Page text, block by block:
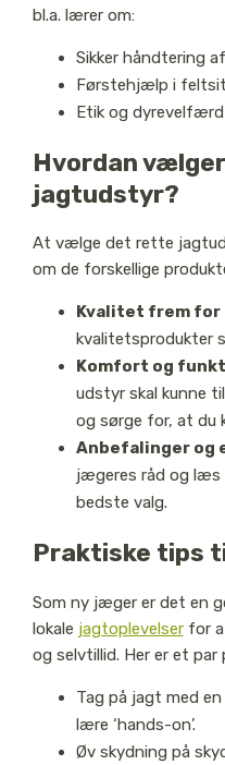
bl.a. lærer om:
Sikker håndtering
Førstehjælp i
Etik og
Hvordan
jagtudstyr?
At vælge det rette
om de forskellige
Kvalitet frem
kvalitetsprodukter
Komfort og
udstyr skal kunne
og sørge for, at du
Anbefalinger og
jægeres råd og læs
bedste valg.
Praktiske tips
Som ny jæger er det en
lokale jagtoplevelserfor
og selvtillid. Her er et par
Tag på jagt med
lære ‘hands-on’.
Øv skydning på